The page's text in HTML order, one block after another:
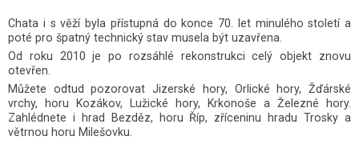
Chata i s věží byla přístupná do konce 70. let minulého století a
poté pro špatný technický stav musela být uzavřena.
Od roku 2010 je po rozsáhlé rekonstrukci celý objekt znovu
otevřen.
Můžete odtud pozorovat Jizerské hory, Orlické hory, Žďárské
vrchy, horu Kozákov, Lužické hory, Krkonoše a Železné hory.
Zahlédnete i hrad Bezděz, horu Říp, zříceninu hradu Trosky a
větrnou horu Milešovku.